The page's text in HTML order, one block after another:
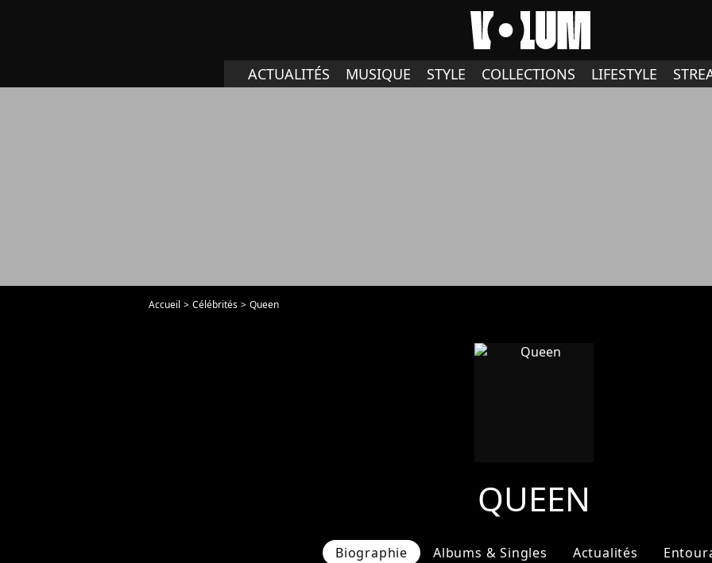
ACTUALITÉS MUSIQUE STYLE COLLECTIONS LIFESTYLE
Accueil Célébrités Queen
QUEEN
Biographie Albums & Singles Actualités